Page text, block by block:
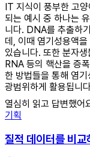
IT 지식이 풍부한 고양
되는 예시 중 하나는
니다. DNA를 추출하
데, 이때 염기성용액
있습니다. 또한 분자
RNA 등의 핵산을 증
한 방법들을 통해 염
광범위하게 활용됩니
열심히 읽고 답변했어
기획
질적 데이터를 비교